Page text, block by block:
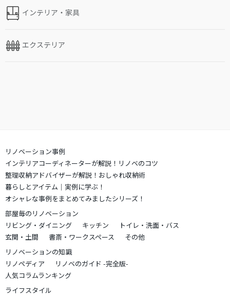
インテリア・家具
エクステリア
リノベーション事例
インテリアコーディネーターが解説！リノベのコツ
整理収納アドバイザーが解説！おしゃれ収納術
暮らしとアイテム｜実例に学ぶ！
オシャレな事例をまとめてみましたシリーズ！
部屋毎のリノベーション
リビング・ダイニング
キッチン
トイレ・洗面・バス
玄関・土間
書斎・ワークスペース
その他
リノベーションの知識
リノペディア
リノベのガイド -完全版-
人気コラムランキング
ライフスタイル